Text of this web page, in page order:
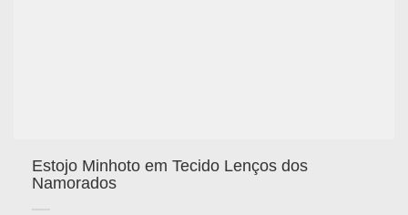
Estojo Minhoto em Tecido Lenços dos
Namorados